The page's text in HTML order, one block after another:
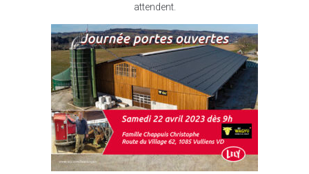
attendent.